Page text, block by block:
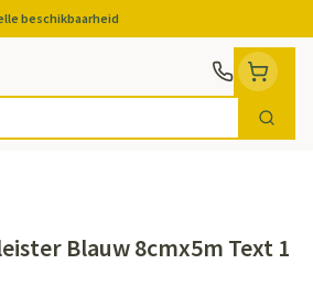
beschikbaarheid
Zoek
Blauw 8cmx5m Text 1